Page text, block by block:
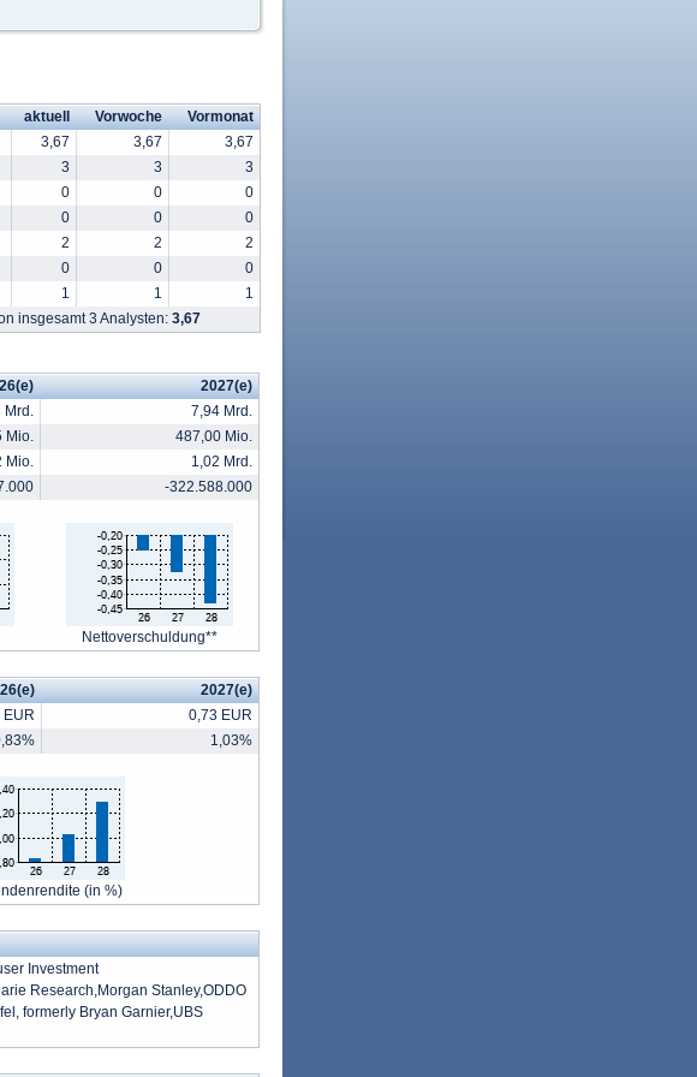
aktuell Vorwoche
Vormonat
3,67 3,67
3,67
3 3
3
0 0
0
0 0
0
2 2
2
0 0
0
1 1
1
insgesamt 3 Analysten: 3,67
2027(e)
Mrd.
7,94 Mrd.
Mio.
487,00 Mio.
Mio.
1,02 Mrd.
-322.588.000
Nettoverschuldung**
2027(e)
EUR
0,73 EUR
1,03%
(in %)
Investment
Research,Morgan Stanley,ODDO
formerly Bryan Garnier,UBS